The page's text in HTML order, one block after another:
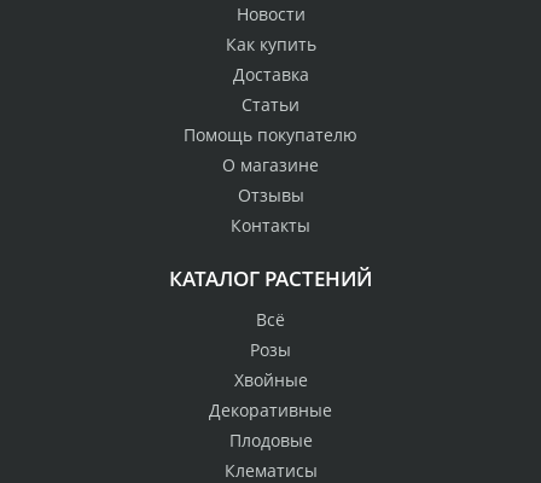
Новости
Как купить
Доставка
Статьи
Помощь покупателю
О магазине
Отзывы
Контакты
КАТАЛОГ РАСТЕНИЙ
Всё
Розы
Хвойные
Декоративные
Плодовые
Клематисы